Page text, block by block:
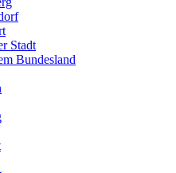
Stadt
Bundesland